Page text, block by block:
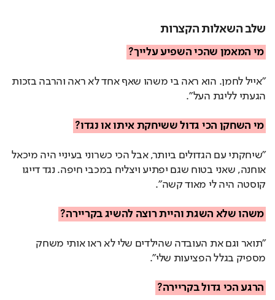
שלב השאלות הקצרות
מי המאמן שהכי השפיע עלייך?
"אייל לחמן. הוא ראה בי משהו שאף אחד לא ראה והרבה בזכות
הגעתי לליגת העל".
מי השחקן הכי גדול ששיחקת איתו או נגדו?
"שיחקתי עם הגדולים ביותר, אבל הכי כשרוני בעיניי היה מיכאל
אוחנה, שאני בטוח שגם יפתיע ויצליח במכבי חיפה. נגד דייגו
קוסטה היה לי מאוד קשה".
משהו שלא השגת והיית רוצה להשיג בקריירה?
"תואר וגם את העובדה שהילדים שלי לא ראו אותי משחק
מספיק בגלל הפציעות שלי".
הרגע הכי גדול בקריירה?